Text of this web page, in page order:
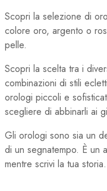
Scopri la selezione di
colore oro, argento o
pelle.
Scopri la scelta tra i
combinazioni di stili
orologi piccoli e
scegliere di abbinarli ai
Gli orologi sono sia un
di un segnatempo. È un
mentre scrivi la tua storia.